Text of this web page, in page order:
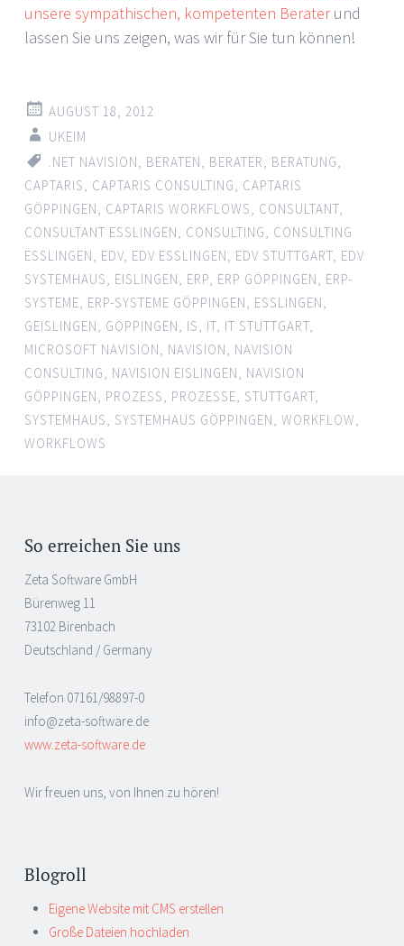
unsere sympathischen, kompetenten Beraterund
lassen Sie uns zeigen, was wir für Sie tun können!
AUGUST 18, 2012
UKEIM
.NET NAVISION
BERATEN BERATER BERATUNG
CAPTARIS
CAPTARIS CONSULTING
CAPTARIS
GÖPPINGEN
CAPTARIS WORKFLOWS CONSULTANT
CONSULTANT ESSLINGEN
CONSULTING
CONSULTING
ESSLINGEN
EDV EDV ESSLINGEN EDV STUTTGART EDV
SYSTEMHAUS
EISLINGEN ERP ERP GÖPPINGEN
ERP-
SYSTEME ERP-SYSTEME GÖPPINGEN ESSLINGEN
GEISLINGEN
GÖPPINGEN IS IT IT STUTTGART
MICROSOFT NAVISION
NAVISION
NAVISION
CONSULTING
NAVISION EISLINGEN
NAVISION
GÖPPINGEN
PROZESS PROZESSE STUTTGART
SYSTEMHAUS
SYSTEMHAUS GÖPPINGEN WORKFLOW
WORKFLOWS
So erreichen Sie uns
Zeta Software GmbH
Bürenweg 11
73102 Birenbach
Deutschland / Germany
Telefon 07161/98897-0
info@zeta-software.de
www.zeta-software.de
Wir freuen uns, von Ihnen zu hören!
Blogroll
Eigene Website mit CMS erstellen
Große Dateien hochladen